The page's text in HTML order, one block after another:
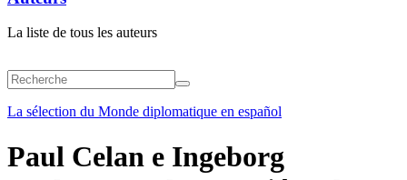
La liste de tous les auteurs
La sélection du Monde diplomatique en español
Paul Celan e Ingeborg